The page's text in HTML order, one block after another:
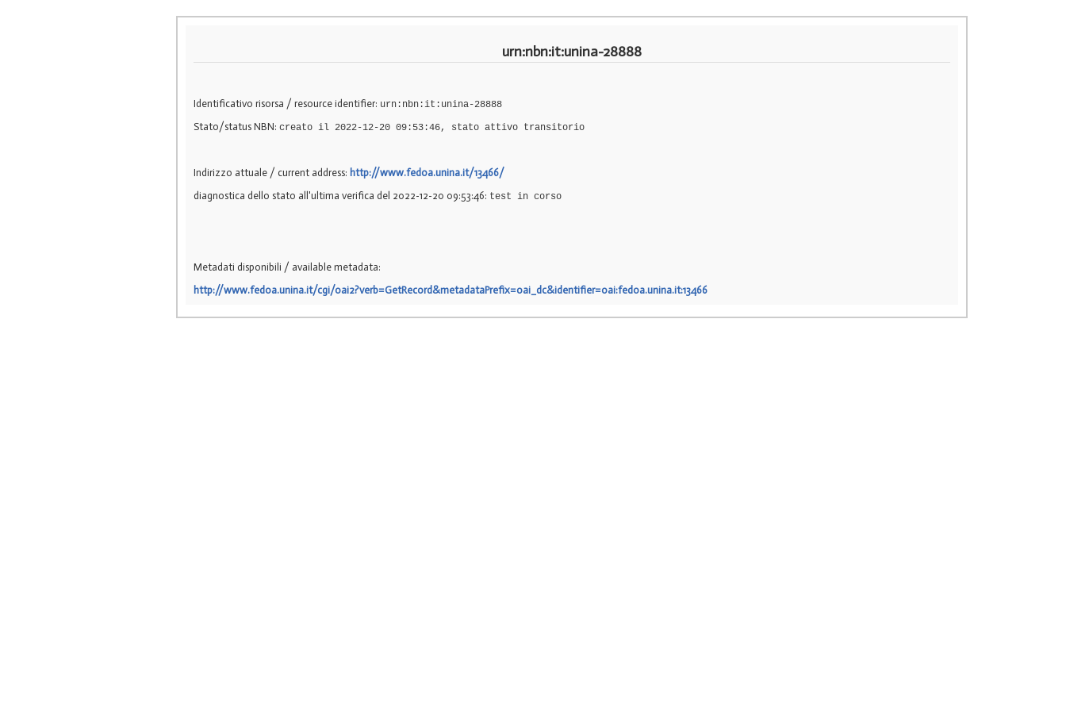
urn:nbn:it:unina-28888
Identificativo risorsa / resource identifier: urn:nbn:it:unina-28888
Stato/status NBN: creato il 2022-12-20 09:53:46, stato attivo transitorio
Indirizzo attuale / current address: http://www.fedoa.unina.it/13466/
diagnostica dello stato all'ultima verifica del 2022-12-20 09:53:46: test in corso
Metadati disponibili / available metadata:
http://www.fedoa.unina.it/cgi/oai2?verb=GetRecord&metadataPrefix=oai_dc&identifier=oai:fedoa.unina.it:13466